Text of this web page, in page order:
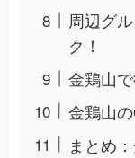
周辺グ
ク！
金鶏山
金鶏山
まとめ